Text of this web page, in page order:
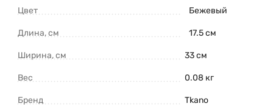
Цвет Бежевый
Длина, см 17.5 см
Ширина, см 33 см
Вес 0.08 кг
Бренд Tkano